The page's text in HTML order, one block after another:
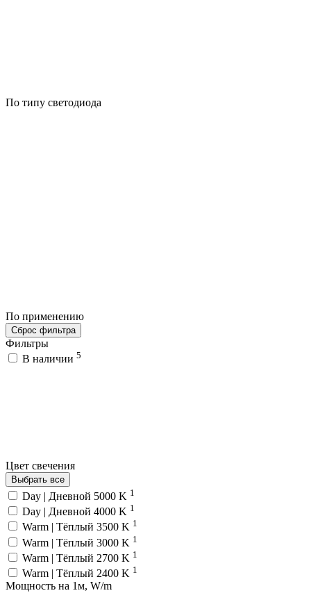
По типу светодиода
По применению
Сброс фильтра
Фильтры
В наличии 5
Цвет свечения
Выбрать все
Day | Дневной 5000 K 1
Day | Дневной 4000 K 1
Warm | Тёплый 3500 K 1
Warm | Тёплый 3000 K 1
Warm | Тёплый 2700 K 1
Warm | Тёплый 2400 K 1
Мощность на 1м, W/m